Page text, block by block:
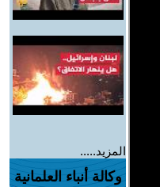
المزيد.....
وكالة أنباء العلمانية